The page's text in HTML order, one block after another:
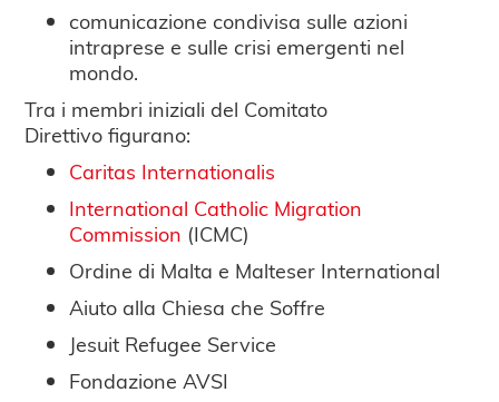
comunicazione condivisa sulle azioni
intraprese e sulle crisi emergenti nel
mondo.
Tra i membri iniziali del Comitato
Direttivo figurano:
Caritas Internationalis
International Catholic Migration
Commission (ICMC)
Ordine di Malta e Malteser International
Aiuto alla Chiesa che Soffre
Jesuit Refugee Service
Fondazione AVSI